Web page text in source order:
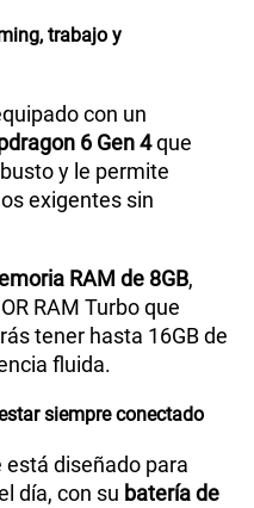
trabajo y
con un
6 Gen 4que
y le permite
exigentes sin
RAM de 8GB,
RAM Turbo que
tener hasta 16GB de
fluida.
siempre conectado
está diseñado para
día, con su batería de